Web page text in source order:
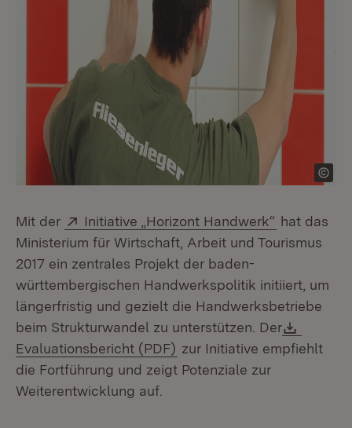
Mit der Extern:
Initiative „Horizont Handwerk“ (Öffnet in
hat das
Ministerium für Wirtschaft, Arbeit und Tourismus
2017 ein zentrales Projekt der baden-
württembergischen Handwerkspolitik initiiert, um
längerfristig und gezielt die Handwerksbetriebe
beim Strukturwandel zu unterstützen. Der
Evaluationsbericht (PDF) (Öffnet in neuem Fenster)
zur Initiative empfiehlt
die Fortführung und zeigt Potenziale zur
Weiterentwicklung auf.